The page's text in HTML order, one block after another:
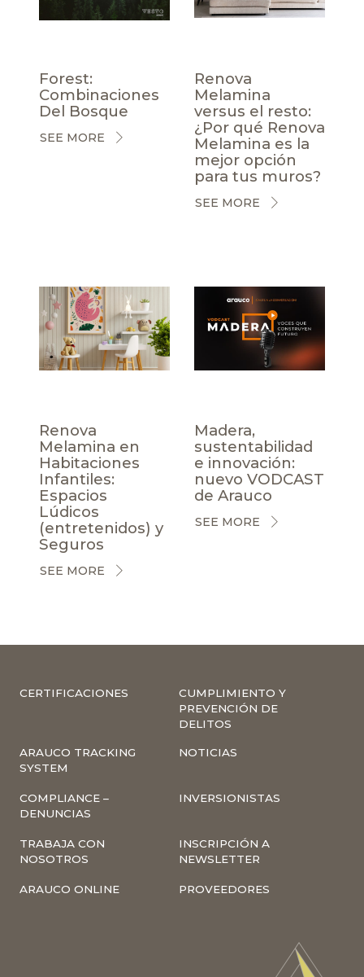
Forest:
Combinaciones
Del Bosque
SEE MORE
Renova
Melamina
versus el resto:
¿Por qué Renova
Melamina es la
mejor opción
para tus muros?
SEE MORE
Renova
Melamina en
Habitaciones
Infantiles:
Espacios
Lúdicos
(entretenidos) y
Seguros
SEE MORE
Madera,
sustentabilidad
e innovación:
nuevo VODCAST
de Arauco
SEE MORE
CERTIFICACIONES
CUMPLIMIENTO Y
PREVENCIÓN DE
DELITOS
ARAUCO TRACKING
SYSTEM
NOTICIAS
COMPLIANCE –
DENUNCIAS
INVERSIONISTAS
TRABAJA CON
NOSOTROS
INSCRIPCIÓN A
NEWSLETTER
ARAUCO ONLINE PROVEEDORES